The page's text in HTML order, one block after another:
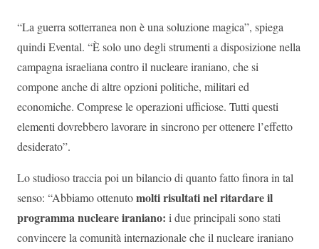
“La guerra sotterranea non è una soluzione magica”, spiega
quindi Evental. “È solo uno degli strumenti a disposizione nella
campagna israeliana contro il nucleare iraniano, che si
compone anche di altre opzioni politiche, militari ed
economiche. Comprese le operazioni ufficiose. Tutti questi
elementi dovrebbero lavorare in sincrono per ottenere l’effetto
desiderato”.
Lo studioso traccia poi un bilancio di quanto fatto finora in tal
senso: “Abbiamo ottenutomolti risultati nel ritardare il
programma nucleare iraniano: i due principali sono stati
convincere la comunità internazionale che il nucleare iraniano